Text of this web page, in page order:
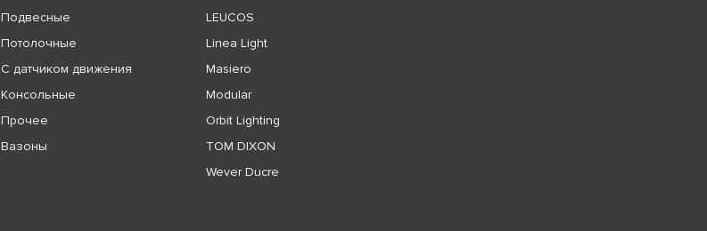
Подвесные
Потолочные
С датчиком движения
Консольные
Прочее
Вазоны
LEUCOS
Linea Light
Masiero
Modular
Orbit Lighting
TOM DIXON
Wever Ducre